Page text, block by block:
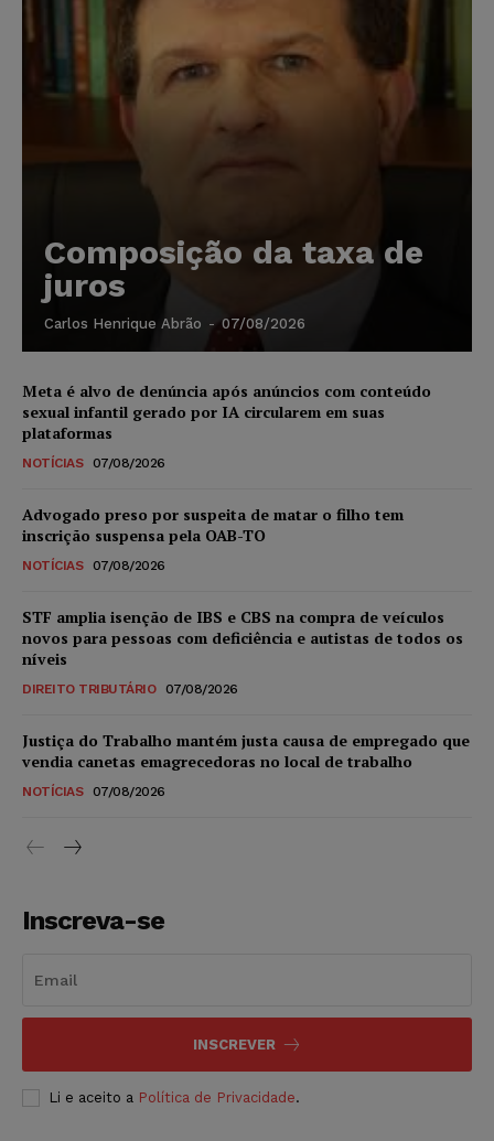
Composição da taxa de
juros
Carlos Henrique Abrão - 07/08/2026
Meta é alvo de denúncia após anúncios com conteúdo
sexual infantil gerado por IA circularem em suas
plataformas
NOTÍCIAS 07/08/2026
Advogado preso por suspeita de matar o filho tem
inscrição suspensa pela OAB-TO
NOTÍCIAS 07/08/2026
STF amplia isenção de IBS e CBS na compra de veículos
novos para pessoas com deficiência e autistas de todos os
níveis
DIREITO TRIBUTÁRIO 07/08/2026
Justiça do Trabalho mantém justa causa de empregado que
vendia canetas emagrecedoras no local de trabalho
NOTÍCIAS 07/08/2026
Inscreva-se
INSCREVER
Li e aceito a Política de Privacidade.